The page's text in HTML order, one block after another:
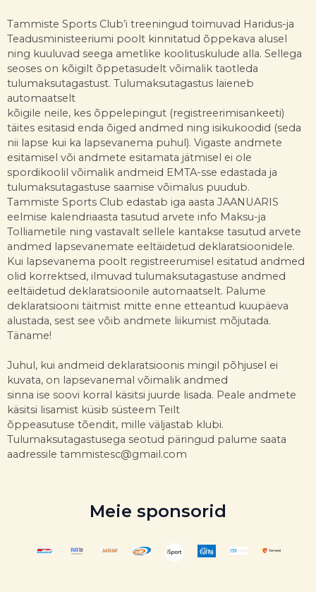
Tammiste Sports Club’i treeningud toimuvad Haridus-ja
Teadusministeeriumi poolt kinnitatud õppekava alusel
ning kuuluvad seega ametlike koolituskulude alla. Sellega
seoses on kõigilt õppetasudelt võimalik taotleda
tulumaksutagastust. Tulumaksutagastus laieneb
automaatselt
kõigile neile, kes õppelepingut (registreerimisankeeti)
täites esitasid enda õiged andmed ning isikukoodid (seda
nii lapse kui ka lapsevanema puhul). Vigaste andmete
esitamisel või andmete esitamata jätmisel ei ole
spordikoolil võimalik andmeid EMTA-sse edastada ja
tulumaksutagastuse saamise võimalus puudub.
Tammiste Sports Club edastab iga aasta JAANUARIS
eelmise kalendriaasta tasutud arvete info Maksu-ja
Tolliametile ning vastavalt sellele kantakse tasutud arvete
andmed lapsevanemate eeltäidetud deklaratsioonidele.
Kui lapsevanema poolt registreerumisel esitatud andmed
olid korrektsed, ilmuvad tulumaksutagastuse andmed
eeltäidetud deklaratsioonile automaatselt. Palume
deklaratsiooni täitmist mitte enne etteantud kuupäeva
alustada, sest see võib andmete liikumist mõjutada.
Täname!
Juhul, kui andmeid deklaratsioonis mingil põhjusel ei
kuvata, on lapsevanemal võimalik andmed
sinna ise soovi korral käsitsi juurde lisada. Peale andmete
käsitsi lisamist küsib süsteem Teilt
õppeasutuse tõendit, mille väljastab klubi.
Tulumaksutagastusega seotud päringud palume saata
aadressile tammistesc@gmail.com
Meie sponsorid